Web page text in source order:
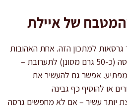
של איילת
למתכון הזה. אחת האהובות
עליי היא הוספת תירס מקופסה (כ-50 גרם מסונן) לתערובת –
מפתיע. אפשר גם להעשיר את
או להוסיף כף גבינה
יותר עשיר – אם לא מחפשים גרסה